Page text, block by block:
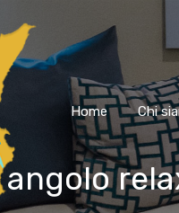
Home Chi